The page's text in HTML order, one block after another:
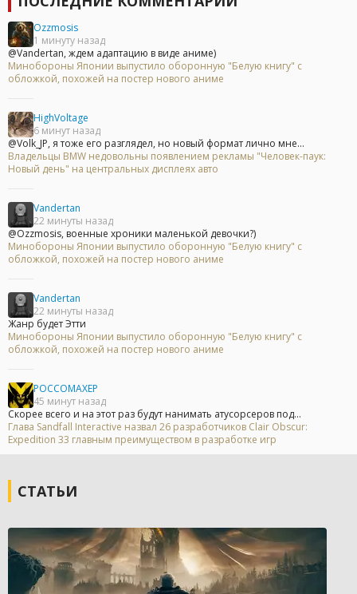
Ozzmosis
1 минуту назад
@Vandertan, ждем адаптацию в виде аниме)
Минобороны Японии выпустило оборонную "Белую книгу" с
обложкой, похожей на постер нового аниме
HighVoltage
6 минут назад
@Volk_JP, я тоже его разглядел, но новый формат лично мне...
Владельцы BMW недовольны появлением рекламы "Человек-паук:
Новый день" на центральных дисплеях авто
Vandertan
22 минуты назад
@Ozzmosis, военные хроники маленькой девочки?)
Минобороны Японии выпустило оборонную "Белую книгу" с
обложкой, похожей на постер нового аниме
Vandertan
22 минуты назад
Жанр будет Этти
Минобороны Японии выпустило оборонную "Белую книгу" с
обложкой, похожей на постер нового аниме
POCCOMAXEP
45 минут назад
Скорее всего и на этот раз будут нанимать атусорсеров под...
Глава Sandfall Interactive назвал 26 разработчиков Clair Obscur:
Expedition 33 главным преимуществом в разработке игр
СТАТЬИ